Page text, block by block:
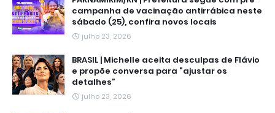
campanha de vacinação antirrábica neste
sábado (25), confira novos locais
julho 23, 2026
BRASIL | Michelle aceita desculpas de Flávio
e propõe conversa para “ajustar os
detalhes”
julho 23, 2026